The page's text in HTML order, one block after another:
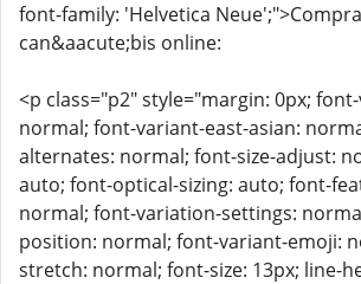
font-family: 'Helvetica
can&aacute;bis online:
<p class="p2" style="margin: 0px;
normal; font-variant-east-asian:
alternates: normal; font-size-adjust:
auto; font-optical-sizing: auto; font-
normal; font-variation-settings:
position: normal; font-variant-emoji:
stretch: normal; font-size: 13px; line-